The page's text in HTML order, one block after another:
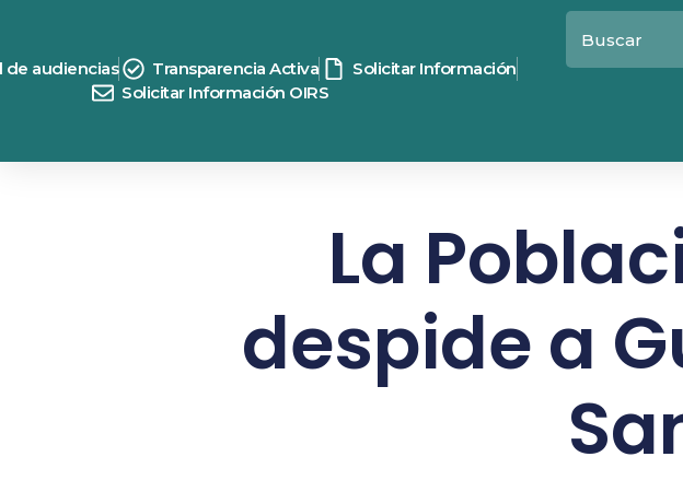
de audiencias Transparencia Activa
Solicitar Información
Solicitar Información OIRS
La
despide a